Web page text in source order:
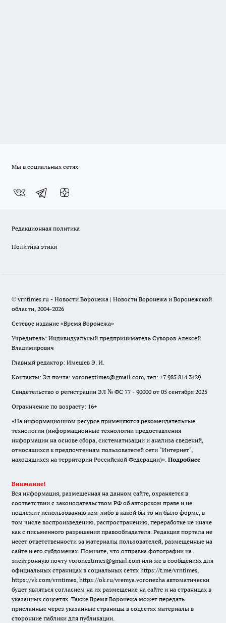
Мы в социальных сетях
Редакционная политика
Политика этики
© vrntimes.ru - Новости Воронежа | Новости Воронежа и Воронежской
области, 2004-2026
Сетевое издание «Время Воронежа»
Учредитель: Индивидуальный предприниматель Суворов Алексей
Владимирович
Главный редактор: Имешев Э. И.
Контакты: Эл.почта: voroneztimes@gmail.com, тел: +7 985 814 3429
Свидетельство о регистрации ЭЛ № ФС 77 - 90000 от 05 сентября 2025
Ограничение по возрасту: 16+
«На информационном ресурсе применяются рекомендательные
технологии (информационные технологии предоставления
информации на основе сбора, систематизации и анализа сведений,
относящихся к предпочтениям пользователей сети "Интернет",
находящихся на территории Российской Федерации)». Подробнее
Внимание!
Вся информация, размещенная на данном сайте, охраняется в
соответствии с законодательством РФ об авторском праве и не
подлежит использованию кем-либо в какой бы то ни было форме, в
том числе воспроизведению, распространению, переработке не иначе
как с письменного разрешения правообладателя. Редакция портала не
несет ответственности за материалы пользователей, размещенные на
сайте и его субдоменах. Помните, что отправка фотографии на
электронную почту voroneztimes@gmail.com или же в сообщениях для
официальных страницах в социальных сетях https://t.me/vrntimes,
https://vk.com/vrntimes, https://ok.ru/vremya.voronezha автоматически
будет являться согласием на их размещение на сайте и на страницах в
указанных соцсетях. Также Время Воронежа может передать
присланные через указанные страницы в соцсетях материалы в
сторонние паблики для публикации.